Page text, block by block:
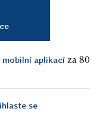
mobilní aplikací za 80
se